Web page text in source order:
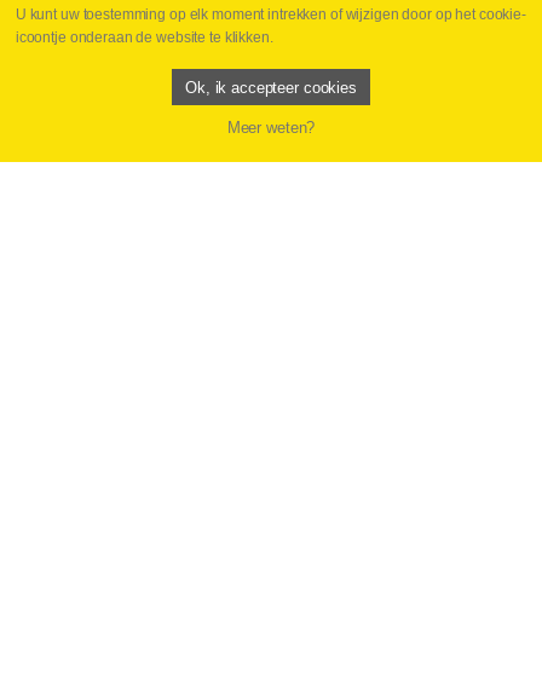
U kunt uw toestemming op elk moment intrekken of wijzigen door op het cookie-
icoontje onderaan de website te klikken.
Ok, ik accepteer cookies
Meer weten?